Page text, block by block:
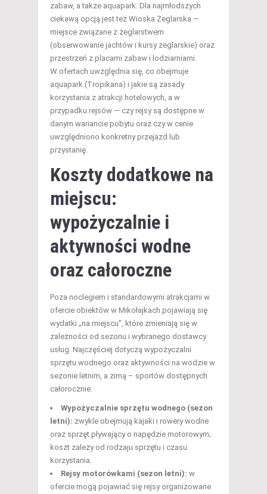
zabaw, a także aquapark. Dla najmłodszych
ciekawą opcją jest też Wioska Żeglarska —
miejsce związane z żeglarstwem
(obserwowanie jachtów i kursy żeglarskie) oraz
przestrzeń z placami zabaw i lodziarniami.
W ofertach uwzględnia się, co obejmuje
aquapark (Tropikana) i jakie są zasady
korzystania z atrakcji hotelowych, a w
przypadku rejsów — czy rejsy są dostępne w
danym wariancie pobytu oraz czy w cenie
uwzględniono konkretny przejazd lub
przystanię.
Koszty dodatkowe na
miejscu:
wypożyczalnie i
aktywności wodne
oraz całoroczne
Poza noclegiem i standardowymi atrakcjami w
ofercie obiektów w Mikołajkach pojawiają się
wydatki „na miejscu”, które zmieniają się w
zależności od sezonu i wybranego dostawcy
usług. Najczęściej dotyczą wypożyczalni
sprzętu wodnego oraz aktywności na wodzie w
sezonie letnim, a zimą – sportów dostępnych
całorocznie.
Wypożyczalnie sprzętu wodnego (sezon
letni): zwykle obejmują kajaki i rowery wodne
oraz sprzęt pływający o napędzie motorowym;
koszt zależy od rodzaju sprzętu i czasu
korzystania.
Rejsy motorówkami (sezon letni): w
ofercie mogą pojawiać się rejsy organizowane